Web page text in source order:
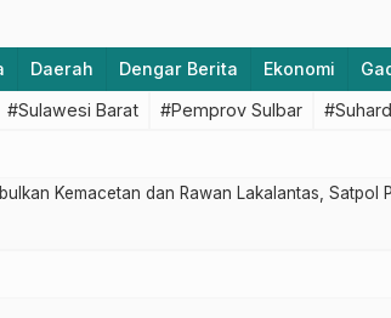
Daerah Dengar Berita Ekonomi
#Sulawesi Barat #Pemprov Sulbar
Kemacetan dan Rawan Lakalantas, Satpol